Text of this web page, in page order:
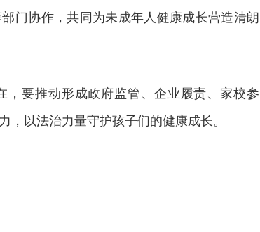
门协作，共同为未成年人健康成长营造清朗
要推动形成政府监管、企业履责、家校参
以法治力量守护孩子们的健康成长。